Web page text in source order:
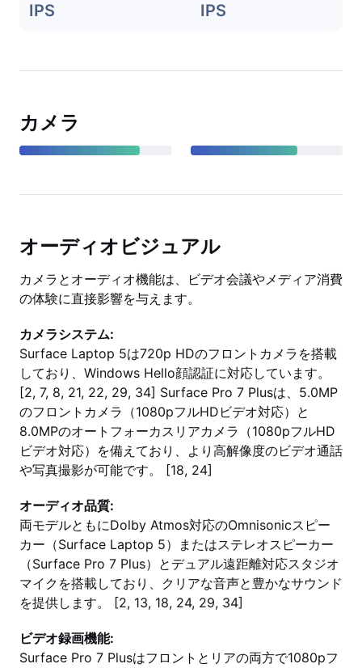
IPS IPS
カメラ
オーディオビジュアル
カメラとオーディオ機能は、ビデオ会議やメディア消費
の体験に直接影響を与えます。
カメラシステム:
Surface Laptop 5は720p HDのフロントカメラを搭載
しており、Windows Hello顔認証に対応しています。
[2, 7, 8, 21, 22, 29, 34] Surface Pro 7 Plusは、5.0MP
のフロントカメラ（1080pフルHDビデオ対応）と
8.0MPのオートフォーカスリアカメラ（1080pフルHD
ビデオ対応）を備えており、より高解像度のビデオ通話
や写真撮影が可能です。 [18, 24]
オーディオ品質:
両モデルともにDolby Atmos対応のOmnisonicスピー
カー（Surface Laptop 5）またはステレオスピーカー
（Surface Pro 7 Plus）とデュアル遠距離対応スタジオ
マイクを搭載しており、クリアな音声と豊かなサウンド
を提供します。 [2, 13, 18, 24, 29, 34]
ビデオ録画機能:
Surface Pro 7 Plusはフロントとリアの両方で1080pフ